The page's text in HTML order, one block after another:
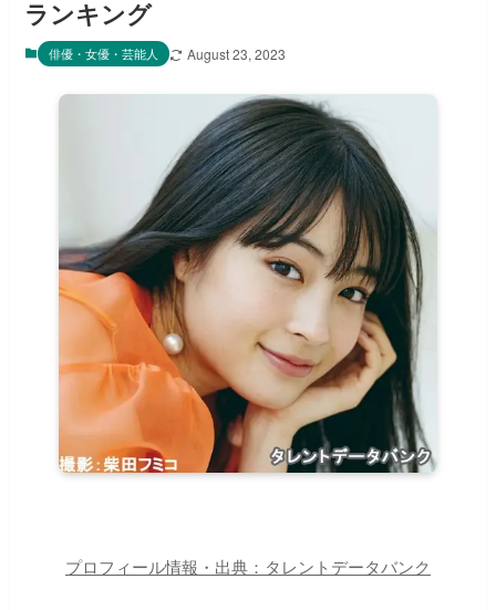
ランキング
俳優・女優・芸能人 August 23, 2023
プロフィール情報・出典：タレントデータバンク